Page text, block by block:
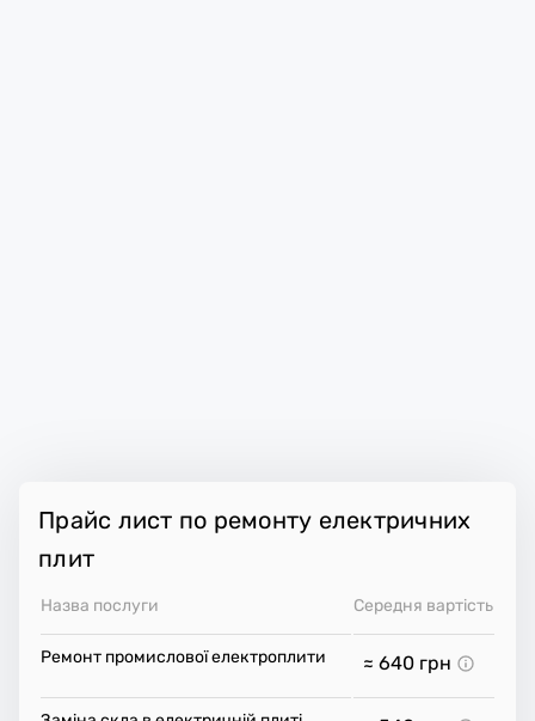
Прайс лист по ремонту електричних
плит
Назва послуги Середня вартість
Ремонт промислової електроплити ≈ 640 грн